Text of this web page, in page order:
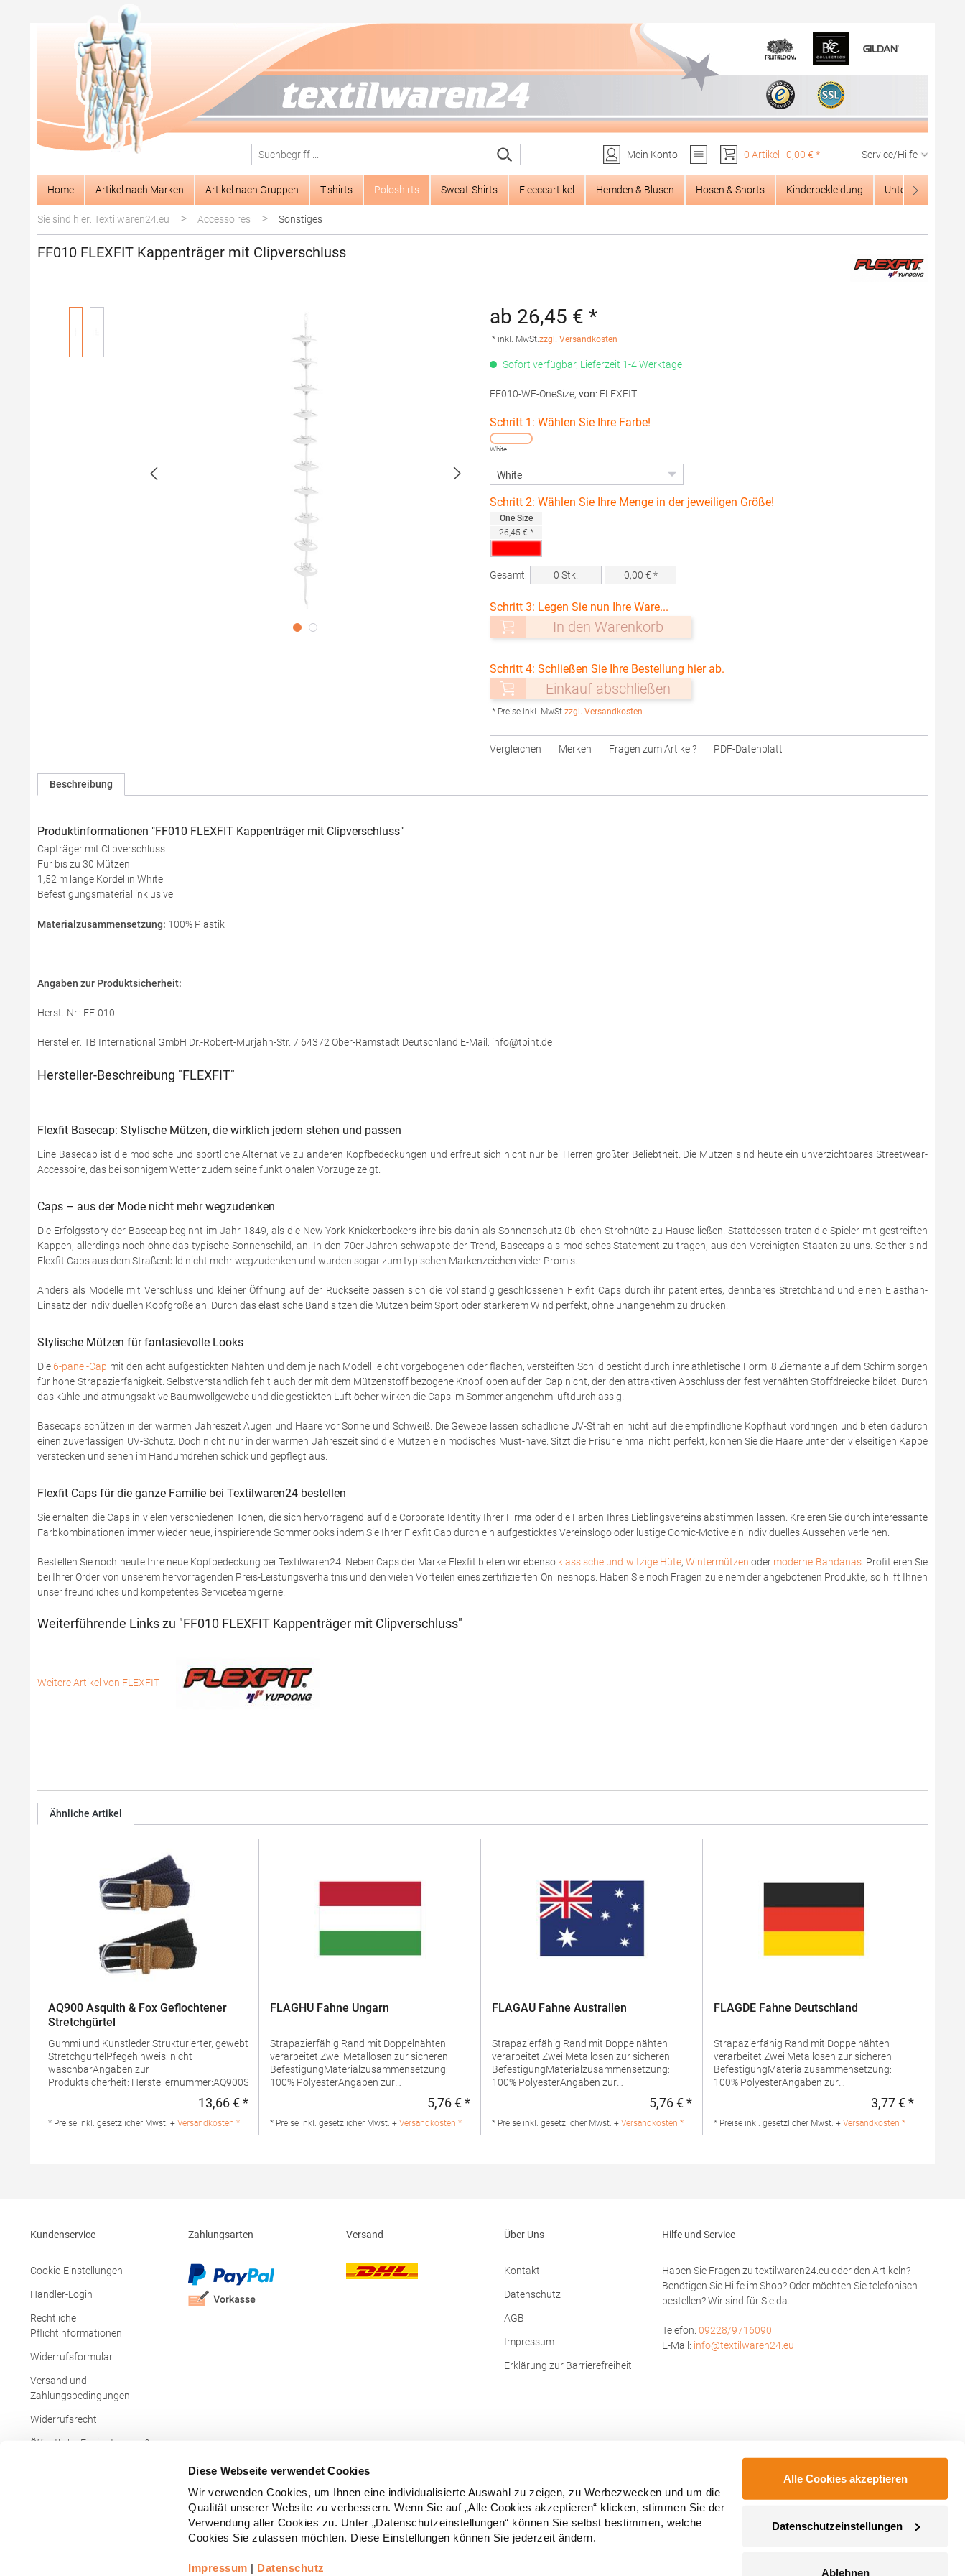
Diese Webseite verwendet Cookies
Wir verwenden Cookies, um Ihnen eine individualisierte Auswahl zu zeigen, zu Werbezwecken und um die
Qualität unserer Website zu verbessern. Wenn Sie auf „Alle Cookies akzeptieren“ klicken, stimmen Sie der
Verwendung aller Cookies zu. Unter „Datenschutzeinstellungen“ können Sie selbst bestimmen, welche
Cookies Sie zulassen möchten. Diese Einstellungen können Sie jederzeit ändern.
Impressum | Datenschutz
Alle Cookies akzeptieren
Datenschutzeinstellungen
Ablehnen
Zur Hauptnavigation springen
Mein Konto
0 Artikel | 0,00 € * Service/Hilfe
Home Artikel nach Marken Artikel nach Gruppen T-shirts Poloshirts Sweat-Shirts Fleeceartikel Hemden & Blusen Hosen & Shorts Kinderbekleidung Unterwäsche
Sie sind hier: Textilwaren24.eu > Accessoires > Sonstiges
FF010 FLEXFIT Kappenträger mit Clipverschluss
ab 26,45 € *
* inkl. MwSt.zzgl. Versandkosten
Sofort verfügbar, Lieferzeit 1-4 Werktage
FF010-WE-OneSize, von: FLEXFIT
Schritt 1: Wählen Sie Ihre Farbe!
White
Schritt 2: Wählen Sie Ihre Menge in der jeweiligen Größe!
One Size
26,45 € *
Gesamt: 0 Stk. 0,00 € *
Schritt 3: Legen Sie nun Ihre Ware...
In den Warenkorb
Schritt 4: Schließen Sie Ihre Bestellung hier ab.
Einkauf abschließen
* Preise inkl. MwSt.zzgl. Versandkosten
Vergleichen Merken Fragen zum Artikel? PDF-Datenblatt
Beschreibung
Produktinformationen "FF010 FLEXFIT Kappenträger mit Clipverschluss"
Capträger mit Clipverschluss
Für bis zu 30 Mützen
1,52 m lange Kordel in White
Befestigungsmaterial inklusive
Materialzusammensetzung: 100% Plastik
Angaben zur Produktsicherheit:
Herst.-Nr.: FF-010
Hersteller: TB International GmbH Dr.-Robert-Murjahn-Str. 7 64372 Ober-Ramstadt Deutschland E-Mail: info@tbint.de
Hersteller-Beschreibung "FLEXFIT"
Flexfit Basecap: Stylische Mützen, die wirklich jedem stehen und passen
Eine Basecap ist die modische und sportliche Alternative zu anderen Kopfbedeckungen und erfreut sich nicht nur bei Herren größter Beliebtheit. Die Mützen sind heute ein unverzichtbares Streetwear-
Accessoire, das bei sonnigem Wetter zudem seine funktionalen Vorzüge zeigt.
Caps – aus der Mode nicht mehr wegzudenken
Die Erfolgsstory der Basecap beginnt im Jahr 1849, als die New York Knickerbockers ihre bis dahin als Sonnenschutz üblichen Strohhüte zu Hause ließen. Stattdessen traten die Spieler mit gestreiften
Kappen, allerdings noch ohne das typische Sonnenschild, an. In den 70er Jahren schwappte der Trend, Basecaps als modisches Statement zu tragen, aus den Vereinigten Staaten zu uns. Seither sind
Flexfit Caps aus dem Straßenbild nicht mehr wegzudenken und wurden sogar zum typischen Markenzeichen vieler Promis.
Anders als Modelle mit Verschluss und kleiner Öffnung auf der Rückseite passen sich die vollständig geschlossenen Flexfit Caps durch ihr patentiertes, dehnbares Stretchband und einen Elasthan-
Einsatz der individuellen Kopfgröße an. Durch das elastische Band sitzen die Mützen beim Sport oder stärkerem Wind perfekt, ohne unangenehm zu drücken.
Stylische Mützen für fantasievolle Looks
Die 6-panel-Cap mit den acht aufgestickten Nähten und dem je nach Modell leicht vorgebogenen oder flachen, versteiften Schild besticht durch ihre athletische Form. 8 Ziernähte auf dem Schirm sorgen
für hohe Strapazierfähigkeit. Selbstverständlich fehlt auch der mit dem Mützenstoff bezogene Knopf oben auf der Cap nicht, der den attraktiven Abschluss der fest vernähten Stoffdreiecke bildet. Durch
das kühle und atmungsaktive Baumwollgewebe und die gestickten Luftlöcher wirken die Caps im Sommer angenehm luftdurchlässig.
Basecaps schützen in der warmen Jahreszeit Augen und Haare vor Sonne und Schweiß. Die Gewebe lassen schädliche UV-Strahlen nicht auf die empfindliche Kopfhaut vordringen und bieten dadurch
einen zuverlässigen UV-Schutz. Doch nicht nur in der warmen Jahreszeit sind die Mützen ein modisches Must-have. Sitzt die Frisur einmal nicht perfekt, können Sie die Haare unter der vielseitigen Kappe
verstecken und sehen im Handumdrehen schick und gepflegt aus.
Flexfit Caps für die ganze Familie bei Textilwaren24 bestellen
Sie erhalten die Caps in vielen verschiedenen Tönen, die sich hervorragend auf die Corporate Identity Ihrer Firma oder die Farben Ihres Lieblingsvereins abstimmen lassen. Kreieren Sie durch interessante
Farbkombinationen immer wieder neue, inspirierende Sommerlooks indem Sie Ihrer Flexfit Cap durch ein aufgesticktes Vereinslogo oder lustige Comic-Motive ein individuelles Aussehen verleihen.
Bestellen Sie noch heute Ihre neue Kopfbedeckung bei Textilwaren24. Neben Caps der Marke Flexfit bieten wir ebenso klassische und witzige Hüte,Wintermützen oder moderne Bandanas. Profitieren Sie
bei Ihrer Order von unserem hervorragenden Preis-Leistungsverhältnis und den vielen Vorteilen eines zertifizierten Onlineshops. Haben Sie noch Fragen zu einem der angebotenen Produkte, so hilft Ihnen
unser freundliches und kompetentes Serviceteam gerne.
Weiterführende Links zu "FF010 FLEXFIT Kappenträger mit Clipverschluss"
Weitere Artikel von FLEXFIT
Ähnliche Artikel
AQ900 Asquith & Fox Geflochtener
Stretchgürtel
Gummi und Kunstleder Strukturierter, gewebter
StretchgürtelPfegehinweis: nicht
waschbarAngaben zur
Produktsicherheit: Herstellernummer:AQ900Saxnet
Dublin D12 ER80 ROIinfo@asquithandfox.com,
www.asquithandfox.comGrammatur: 120
g/m²Materialzusammensetzung: 100% Polyester
Regulärer Preis:
13,66 € *
* Preise inkl. gesetzlicher Mwst. + Versandkosten *
FLAGHU Fahne Ungarn
Strapazierfähig Rand mit Doppelnähten
verarbeitet Zwei Metallösen zur sicheren
BefestigungMaterialzusammensetzung:
100% PolyesterAngaben zur
Hersteller: printwear.eu GmbH & Co. KG
Rheinlanddamm 199 44139 Dortmund
Regulärer Preis:
5,76 € *
* Preise inkl. gesetzlicher Mwst. + Versandkosten *
FLAGAU Fahne Australien
Strapazierfähig Rand mit Doppelnähten
verarbeitet Zwei Metallösen zur sicheren
BefestigungMaterialzusammensetzung:
100% PolyesterAngaben zur
FLAGAUHersteller: printwear.eu GmbH & Co.
KG Rheinlanddamm 199 44139 Dortmund
Regulärer Preis:
5,76 € *
* Preise inkl. gesetzlicher Mwst. + Versandkosten *
FLAGDE Fahne Deutschland
Strapazierfähig Rand mit Doppelnähten
verarbeitet Zwei Metallösen zur sicheren
BefestigungMaterialzusammensetzung:
100% PolyesterAngaben zur
FLAGDEHersteller: printwear.eu GmbH & Co.
KG Rheinlanddamm 199 44139 Dortmund
Regulärer
3,77 € *
* Preise inkl. gesetzlicher Mwst. + Versandkosten *
Kundenservice
Cookie-Einstellungen
Händler-Login
Rechtliche
Pflichtinformationen
Widerrufsformular
Versand und
Zahlungsbedingungen
Widerrufsrecht
Öffentliche Einrichtungen &
Zahlungsarten Versand Über Uns
Kontakt
Datenschutz
AGB
Impressum
Erklärung zur Barrierefreiheit
Hilfe und Service
Haben Sie Fragen zu textilwaren24.eu oder den Artikeln?
Benötigen Sie Hilfe im Shop? Oder möchten Sie telefonisch
bestellen? Wir sind für Sie da.
Telefon: 09228/9716090
E-Mail: info@textilwaren24.eu